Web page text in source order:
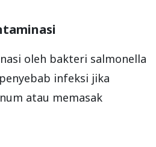
oleh bakteri salmonella
infeksi jika
atau memasak